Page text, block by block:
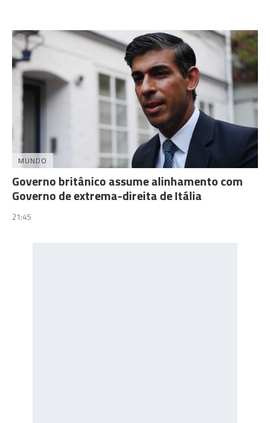
MUNDO
Governo britânico assume alinhamento com
Governo de extrema-direita de Itália
21:45